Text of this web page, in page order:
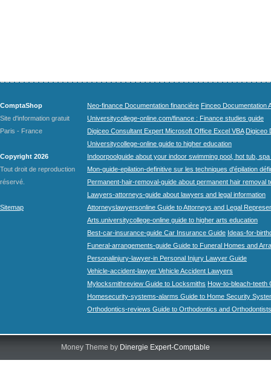
ComptaShop
Site d'information gratuit
Paris - France
Copyright 2026
Tout droit de reproduction
réservé.
Sitemap
Neo-finance Documentation financière Finceo Documentation
Universitycollege-online.com/finance : Finance studies guide
Digiceo Consultant Expert Microsoft Office Excel VBA Digiceo
Universitycollege-online guide to higher education
Indoorpoolguide about your indoor swimming pool, hot tub,
Mon-guide-epilation-definitive sur les techniques d'épilation
Permanent-hair-removal-guide about permanent hair removal
Lawyers-attorneys-guide about lawyers and legal information
Attorneyslawyersonline Guide to Attorneys and Legal
Arts.universitycollege-online guide to higher arts education
Best-car-insurance-guide Car Insurance Guide Ideas-for-
Funeral-arrangements-guide Guide to Funeral Homes and
Personalinjury-lawyer-in Personal Injury Lawyer Guide
Vehicle-accident-lawyer Vehicle Accident Lawyers
Mylocksmithreview Guide to Locksmiths How-to-bleach-teeth
Homesecurity-systems-alarms Guide to Home Security
Orthodontics-reviews Guide to Orthodontics and Orthodontists
Money Theme by Dinergie Expert-Comptable